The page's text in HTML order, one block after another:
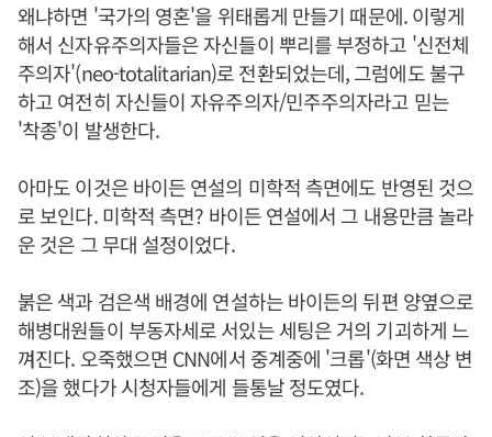
왜냐하면 '국가의 영혼'을 위태롭게 만들기 때문에. 이렇게
해서 신자유주의자들은 자신들이 뿌리를 부정하고 '신전체
주의자'(neo-totalitarian)로 전환되었는데, 그럼에도 불구
하고 여전히 자신들이 자유주의자/민주주의자라고 믿는
'착종'이 발생한다.
아마도 이것은 바이든 연설의 미학적 측면에도 반영된 것으
로 보인다. 미학적 측면? 바이든 연설에서 그 내용만큼 놀라
운 것은 그 무대 설정이었다.
붉은 색과 검은색 배경에 연설하는 바이든의 뒤편 양옆으로
해병대원들이 부동자세로 서있는 세팅은 거의 기괴하게 느
껴진다. 오죽했으면 CNN에서 중계중에 '크롭'(화면 색상 변
조)을 했다가 시청자들에게 들통날 정도였다.